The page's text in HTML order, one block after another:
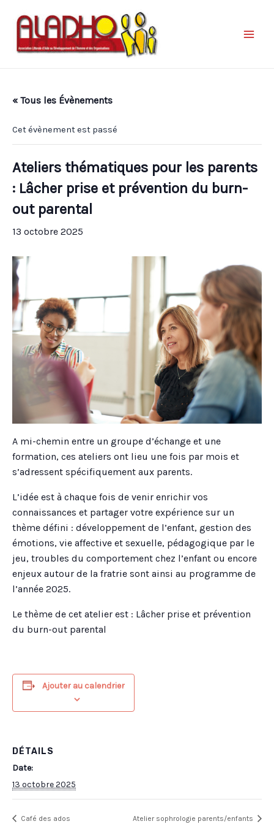
« Tous les Évènements
Cet évènement est passé
Ateliers thématiques pour les parents
: Lâcher prise et prévention du burn-
out parental
13 octobre 2025
A mi-chemin entre un groupe d’échange et une
formation, ces ateliers ont lieu une fois par mois et
s’adressent spécifiquement aux parents.
L’idée est à chaque fois de venir enrichir vos
connaissances et partager votre expérience sur un
thème défini : développement de l’enfant, gestion des
émotions, vie affective et sexuelle, pédagogique par le
jeu, troubles du comportement chez l’enfant ou encore
enjeux autour de la fratrie sont ainsi au programme de
l’année 2025.
Le thème de cet atelier est : Lâcher prise et prévention
du burn-out parental
Ajouter au calendrier
DÉTAILS
Date:
13 octobre 2025
Café des ados Atelier sophrologie parents/enfants